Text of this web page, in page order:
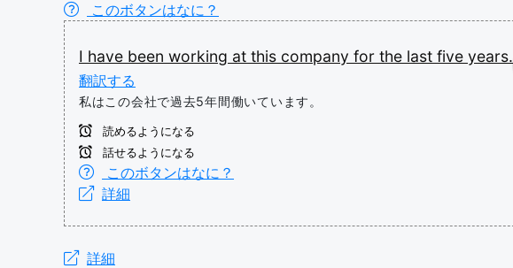
このボタンはなに？
I have been working at this company for the last five years.
翻訳する
私はこの会社で過去5年間働いています。
読めるようになる
話せるようになる
このボタンはなに？
詳細
詳細